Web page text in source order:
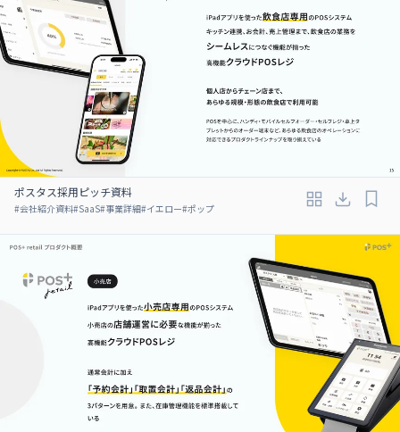
ポスタス採用ピッチ資料
#会社紹介資料#SaaS#事業詳細#イエロー#ポップ